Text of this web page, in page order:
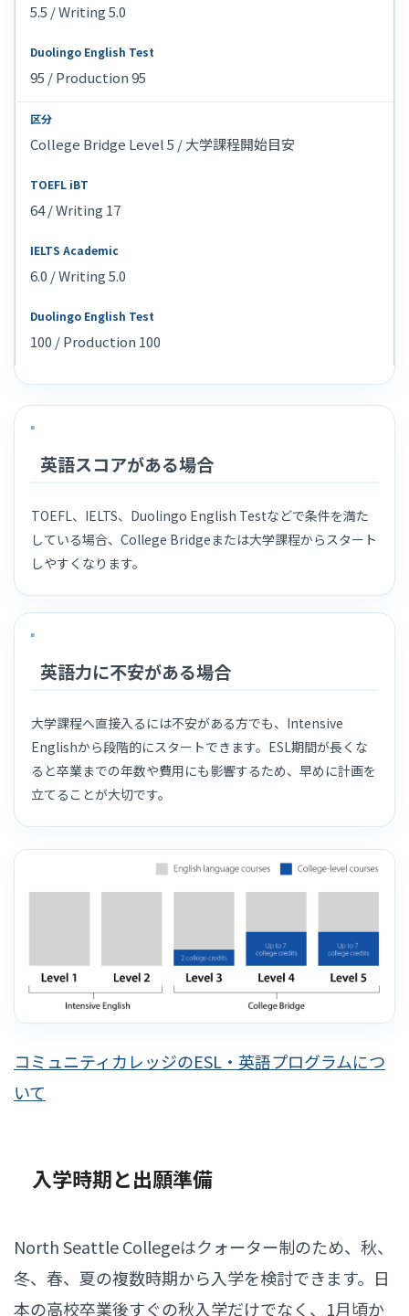
5.5 / Writing 5.0
95 / Production 95
College Bridge Level 5 / 大学課程開始目安
64 / Writing 17
6.0 / Writing 5.0
100 / Production 100
英語スコアがある場合
TOEFL、IELTS、Duolingo English Testなどで条件を満た
している場合、College Bridgeまたは大学課程からスタート
しやすくなります。
英語力に不安がある場合
大学課程へ直接入るには不安がある方でも、Intensive
Englishから段階的にスタートできます。ESL期間が長くな
ると卒業までの年数や費用にも影響するため、早めに計画を
立てることが大切です。
コミュニティカレッジのESL・英語プログラムにつ
いて
入学時期と出願準備
North Seattle Collegeはクォーター制のため、秋、
冬、春、夏の複数時期から入学を検討できます。日
本の高校卒業後すぐの秋入学だけでなく、1月頃か